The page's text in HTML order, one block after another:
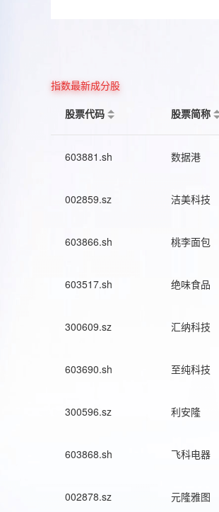
指数最新成分股
股票代码
股票简称
603881.sh 数据港
002859.sz 洁美科技
603866.sh 桃李面包
603517.sh 绝味食品
300609.sz 汇纳科技
603690.sh 至纯科技
300596.sz 利安隆
603868.sh 飞科电器
002878.sz 元隆雅图